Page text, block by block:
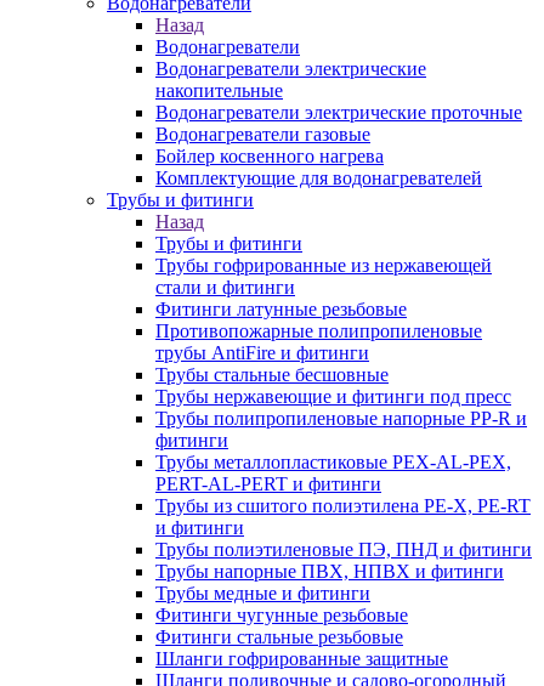
Назад
Водонагреватели
Водонагреватели электрические
накопительные
Водонагреватели электрические проточные
Водонагреватели газовые
Бойлер косвенного нагрева
Комплектующие для водонагревателей
Трубы и фитинги
Назад
Трубы и фитинги
Трубы гофрированные из нержавеющей
стали и фитинги
Фитинги латунные резьбовые
Противопожарные полипропиленовые
трубы AntiFire и фитинги
Трубы стальные бесшовные
Трубы нержавеющие и фитинги под пресс
Трубы полипропиленовые напорные PP-R и
фитинги
Трубы металлопластиковые PEX-AL-PEX,
PERT-AL-PERT и фитинги
Трубы из сшитого полиэтилена PE-X, PE-RT
и фитинги
Трубы полиэтиленовые ПЭ, ПНД и фитинги
Трубы напорные ПВХ, НПВХ и фитинги
Трубы медные и фитинги
Фитинги чугунные резьбовые
Фитинги стальные резьбовые
Шланги гофрированные защитные
Шланги поливочные и садово-огородный